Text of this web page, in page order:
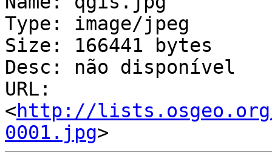
Type: image/jpeg
Size: 166441 bytes
Desc: não disponível
URL:
<http://lists.osgeo.org/
0001.jpg